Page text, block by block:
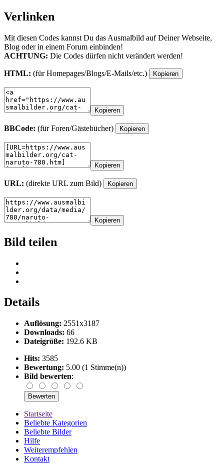
Verlinken
Mit diesen Codes kannst Du das Ausmalbild auf Deiner Webseite,
Blog oder in einem Forum einbinden!
ACHTUNG: Die Codes dürfen nicht verändert werden!
HTML: (für Homepages/Blogs/E-Mails/etc.) Kopieren
Kopieren
BBCode: (für Foren/Gästebücher) Kopieren
Kopieren
URL: (direkte URL zum Bild) Kopieren
Kopieren
Bild teilen
Details
Auflösung: 2551x3187
Downloads: 66
Dateigröße: 192.6 KB
Hits: 3585
Bewertung: 5.00 (1 Stimme(n))
Bild bewerten:
Startseite
Beliebte Kategorien
Beliebte Bilder
Hilfe
Weiterempfehlen
Kontakt